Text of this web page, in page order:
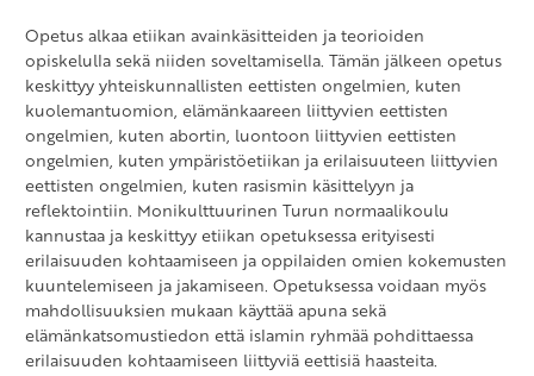
Opetus alkaa etiikan avainkäsitteiden ja teorioiden
opiskelulla sekä niiden soveltamisella. Tämän jälkeen opetus
keskittyy yhteiskunnallisten eettisten ongelmien, kuten
kuolemantuomion, elämänkaareen liittyvien eettisten
ongelmien, kuten abortin, luontoon liittyvien eettisten
ongelmien, kuten ympäristöetiikan ja erilaisuuteen liittyvien
eettisten ongelmien, kuten rasismin käsittelyyn ja
reflektointiin. Monikulttuurinen Turun normaalikoulu
kannustaa ja keskittyy etiikan opetuksessa erityisesti
erilaisuuden kohtaamiseen ja oppilaiden omien kokemusten
kuuntelemiseen ja jakamiseen. Opetuksessa voidaan myös
mahdollisuuksien mukaan käyttää apuna sekä
elämänkatsomustiedon että islamin ryhmää pohdittaessa
erilaisuuden kohtaamiseen liittyviä eettisiä haasteita.